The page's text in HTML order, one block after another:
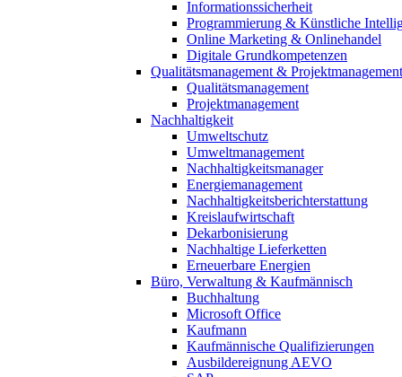
Informationssicherheit
Programmierung & Künstliche
Online Marketing & Onlinehandel
Digitale Grundkompetenzen
Qualitätsmanagement & Projektmanagement
Qualitätsmanagement
Projektmanagement
Nachhaltigkeit
Umweltschutz
Umweltmanagement
Nachhaltigkeitsmanager
Energiemanagement
Nachhaltigkeitsberichterstattung
Kreislaufwirtschaft
Dekarbonisierung
Nachhaltige Lieferketten
Erneuerbare Energien
Büro, Verwaltung & Kaufmännisch
Buchhaltung
Microsoft Office
Kaufmann
Kaufmännische Qualifizierungen
Ausbildereignung AEVO